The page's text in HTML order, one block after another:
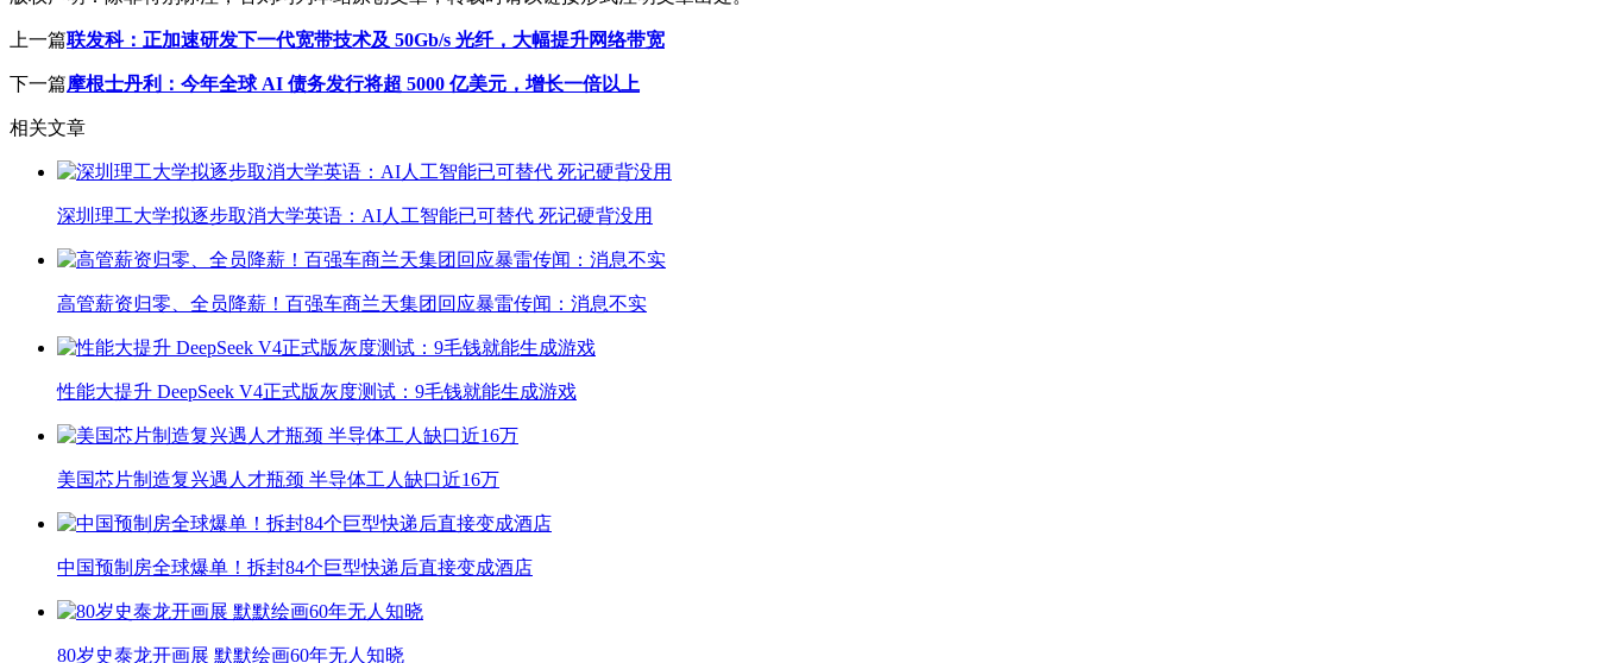
上一篇联发科：正加速研发下一代宽带技术及 50Gb/s 光纤，大幅提升网络带宽
下一篇摩根士丹利：今年全球 AI 债务发行将超 5000 亿美元，增长一倍以上
相关文章
深圳理工大学拟逐步取消大学英语：AI人工智能已可替代 死记硬背没用
高管薪资归零、全员降薪！百强车商兰天集团回应暴雷传闻：消息不实
性能大提升 DeepSeek V4正式版灰度测试：9毛钱就能生成游戏
美国芯片制造复兴遇人才瓶颈 半导体工人缺口近16万
中国预制房全球爆单！拆封84个巨型快递后直接变成酒店
80岁史泰龙开画展 默默绘画60年无人知晓